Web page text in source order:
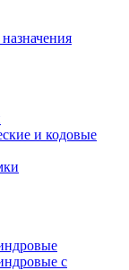
и кодовые
с